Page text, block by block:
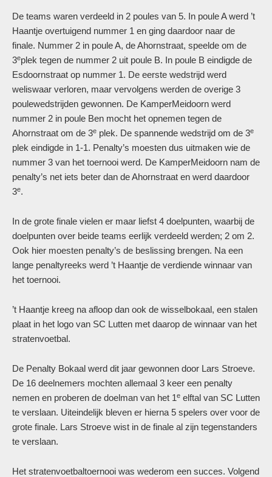
De teams waren verdeeld in 2 poules van 5. In poule A werd ’t
Haantje overtuigend nummer 1 en ging daardoor naar de
finale. Nummer 2 in poule A, de Ahornstraat, speelde om de
3eplek tegen de nummer 2 uit poule B. In poule B eindigde de
Esdoornstraat op nummer 1. De eerste wedstrijd werd
weliswaar verloren, maar vervolgens werden de overige 3
poulewedstrijden gewonnen. De KamperMeidoorn werd
nummer 2 in poule Ben mocht het opnemen tegen de
Ahornstraat om de 3e plek. De spannende wedstrijd om de 3e
plek eindigde in 1-1. Penalty’s moesten dus uitmaken wie de
nummer 3 van het toernooi werd. De KamperMeidoorn nam de
penalty’s net iets beter dan de Ahornstraat en werd daardoor
3e.
In de grote finale vielen er maar liefst 4 doelpunten, waarbij de
doelpunten over beide teams eerlijk verdeeld werden; 2 om 2.
Ook hier moesten penalty’s de beslissing brengen. Na een
lange penaltyreeks werd ’t Haantje de verdiende winnaar van
het toernooi.
’t Haantje kreeg na afloop dan ook de wisselbokaal, een stalen
plaat in het logo van SC Lutten met daarop de winnaar van het
stratenvoetbal.
De Penalty Bokaal werd dit jaar gewonnen door Lars Stroeve.
De 16 deelnemers mochten allemaal 3 keer een penalty
nemen en proberen de doelman van het 1e elftal van SC Lutten
te verslaan. Uiteindelijk bleven er hierna 5 spelers over voor de
grote finale. Lars Stroeve wist in de finale al zijn tegenstanders
te verslaan.
Het stratenvoetbaltoernooi was wederom een succes. Volgend